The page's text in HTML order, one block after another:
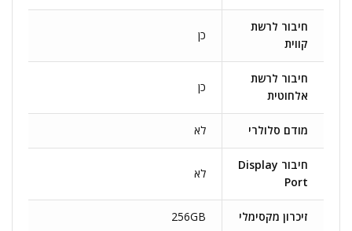
חיבור לרשת
קווית
כן
חיבור לרשת
אלחוטית
כן
מודם סלולרי לא
חיבור Display
Port
לא
זיכרון מקסימלי 256GB